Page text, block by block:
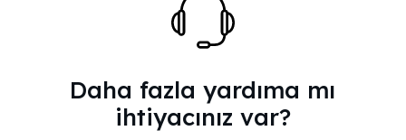
Daha fazla yardıma mı
ihtiyacınız var?